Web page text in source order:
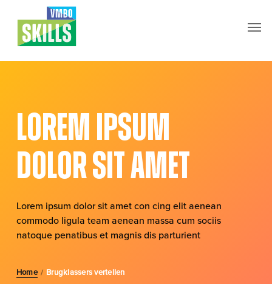
Lorem ipsum
dolor sit amet
Lorem ipsum dolor sit amet con cing elit aenean
commodo ligula team aenean massa cum sociis
natoque penatibus et magnis dis parturient
Home / Brugklassers vertellen